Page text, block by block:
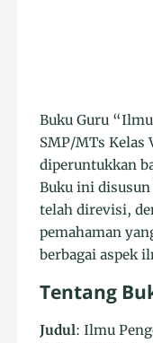
Buku Guru
SMP/MTs Kelas
diperuntukkan
Buku ini
telah direvisi,
pemahaman
berbagai aspek
Tentang
Judul: Ilmu